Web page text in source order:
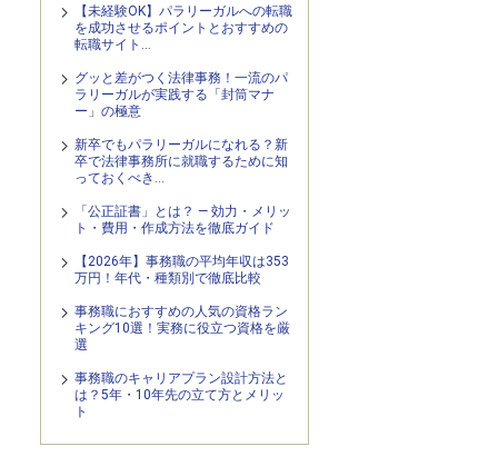
【未経験OK】パラリーガルへの転職
を成功させるポイントとおすすめの
転職サイト…
グッと差がつく法律事務！一流のパ
ラリーガルが実践する「封筒マナ
ー」の極意
新卒でもパラリーガルになれる？新
卒で法律事務所に就職するために知
っておくべき…
「公正証書」とは？ — 効力・メリッ
ト・費用・作成方法を徹底ガイド
【2026年】事務職の平均年収は353
万円！年代・種類別で徹底比較
事務職におすすめの人気の資格ラン
キング10選！実務に役立つ資格を厳
選
事務職のキャリアプラン設計方法と
は？5年・10年先の立て方とメリッ
ト